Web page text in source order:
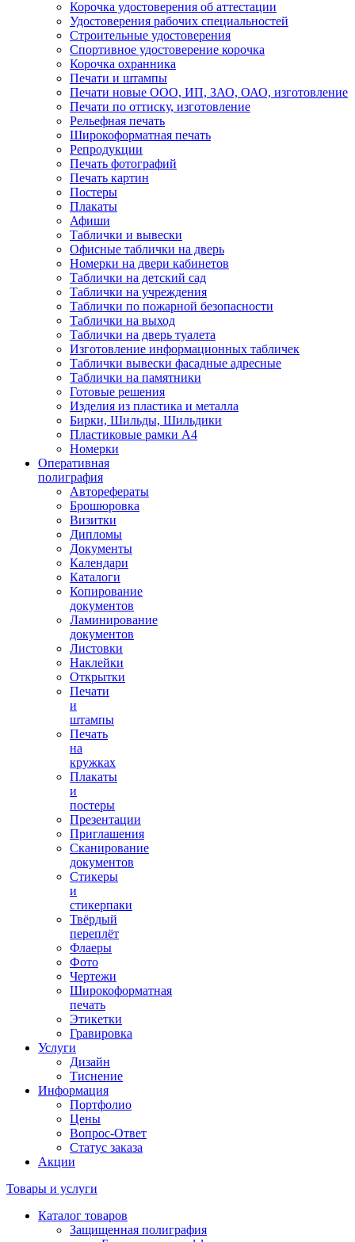
Корочка удостоверения об аттестации
Удостоверения рабочих специальностей
Строительные удостоверения
Спортивное удостоверение корочка
Корочка охранника
Печати и штампы
Печати новые ООО, ИП, ЗАО, ОАО, изготовление
Печати по оттиску, изготовление
Рельефная печать
Широкоформатная печать
Репродукции
Печать фотографий
Печать картин
Постеры
Плакаты
Афиши
Таблички и вывески
Офисные таблички на дверь
Номерки на двери кабинетов
Таблички на детский сад
Таблички на учреждения
Таблички по пожарной безопасности
Таблички на выход
Таблички на дверь туалета
Изготовление информационных табличек
Таблички вывески фасадные адресные
Таблички на памятники
Готовые решения
Изделия из пластика и металла
Бирки, Шильды, Шильдики
Пластиковые рамки А4
Номерки
Оперативная
полиграфия
Авторефераты
Брошюровка
Визитки
Дипломы
Документы
Календари
Каталоги
Копирование
документов
Ламинирование
документов
Листовки
Наклейки
Открытки
Печати
и
штампы
Печать
на
кружках
Плакаты
и
постеры
Презентации
Приглашения
Сканирование
документов
Стикеры
и
стикерпаки
Твёрдый
переплёт
Флаеры
Фото
Чертежи
Широкоформатная
печать
Этикетки
Гравировка
Услуги
Дизайн
Тиснение
Информация
Портфолио
Цены
Вопрос-Ответ
Статус заказа
Акции
Товары и услуги
Каталог товаров
Защищенная полиграфия